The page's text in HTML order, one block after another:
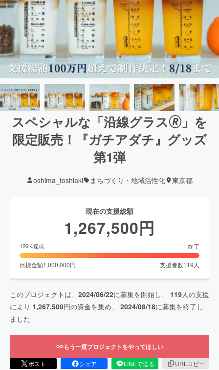
スペシャルな「沿線グラス🄬」を
限定販売！『ガチアダチ』グッズ
第1弾
oshima_toshiaki まちづくり・地域活性化 東京都
現在の支援総額
1,267,500円
126%達成 終了
目標金額1,000,000円 支援者数119 人
このプロジェクトは、 2024/06/22に募集を開始し、 119人の支援
により 1,267,500円の資金を集め、 2024/08/18に募集を終了し
ました
もう一度プロジェクトをやってほしい
ポスト シェア LINEで送る
URLコピー